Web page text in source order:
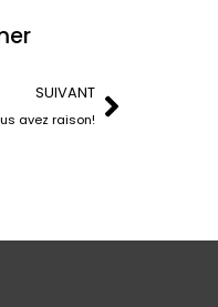
SUIVANT
avez raison!